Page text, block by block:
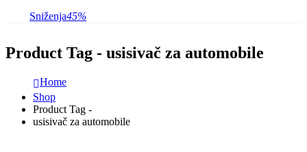
Sniženja45%
Product Tag - usisivač za automobile
Home
Shop
Product Tag -
usisivač za automobile